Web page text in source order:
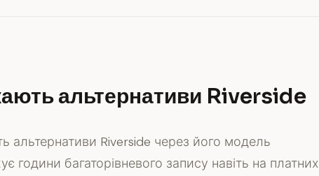
альтернативи Riverside
альтернативи Riverside через його модель
години багаторівневого запису навіть на платних